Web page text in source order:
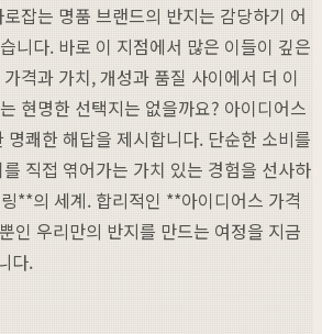
잡는 명품 브랜드의 반지는 감당하기 어
니다. 바로 이 지점에서 많은 이들이 깊은
격과 가치, 개성과 품질 사이에서 더 이
현명한 선택지는 없을까요? 아이디어스
명쾌한 해답을 제시합니다. 단순한 소비를
직접 엮어가는 가치 있는 경험을 선사하
**의 세계. 합리적인 **아이디어스 가격
인 우리만의 반지를 만드는 여정을 지금
다.